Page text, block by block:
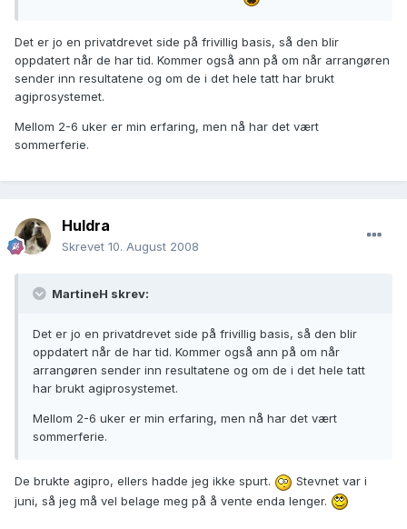
Det er jo en privatdrevet side på frivillig basis, så den blir
oppdatert når de har tid. Kommer også ann på om når arrangøren
sender inn resultatene og om de i det hele tatt har brukt
agiprosystemet.
Mellom 2-6 uker er min erfaring, men nå har det vært
sommerferie.
Huldra
Skrevet 10. August 2008
MartineH skrev:
Det er jo en privatdrevet side på frivillig basis, så den blir
oppdatert når de har tid. Kommer også ann på om når
arrangøren sender inn resultatene og om de i det hele tatt
har brukt agiprosystemet.
Mellom 2-6 uker er min erfaring, men nå har det vært
sommerferie.
De brukte agipro, ellers hadde jeg ikke spurt.
Stevnet var i
juni, så jeg må vel belage meg på å vente enda lenger.